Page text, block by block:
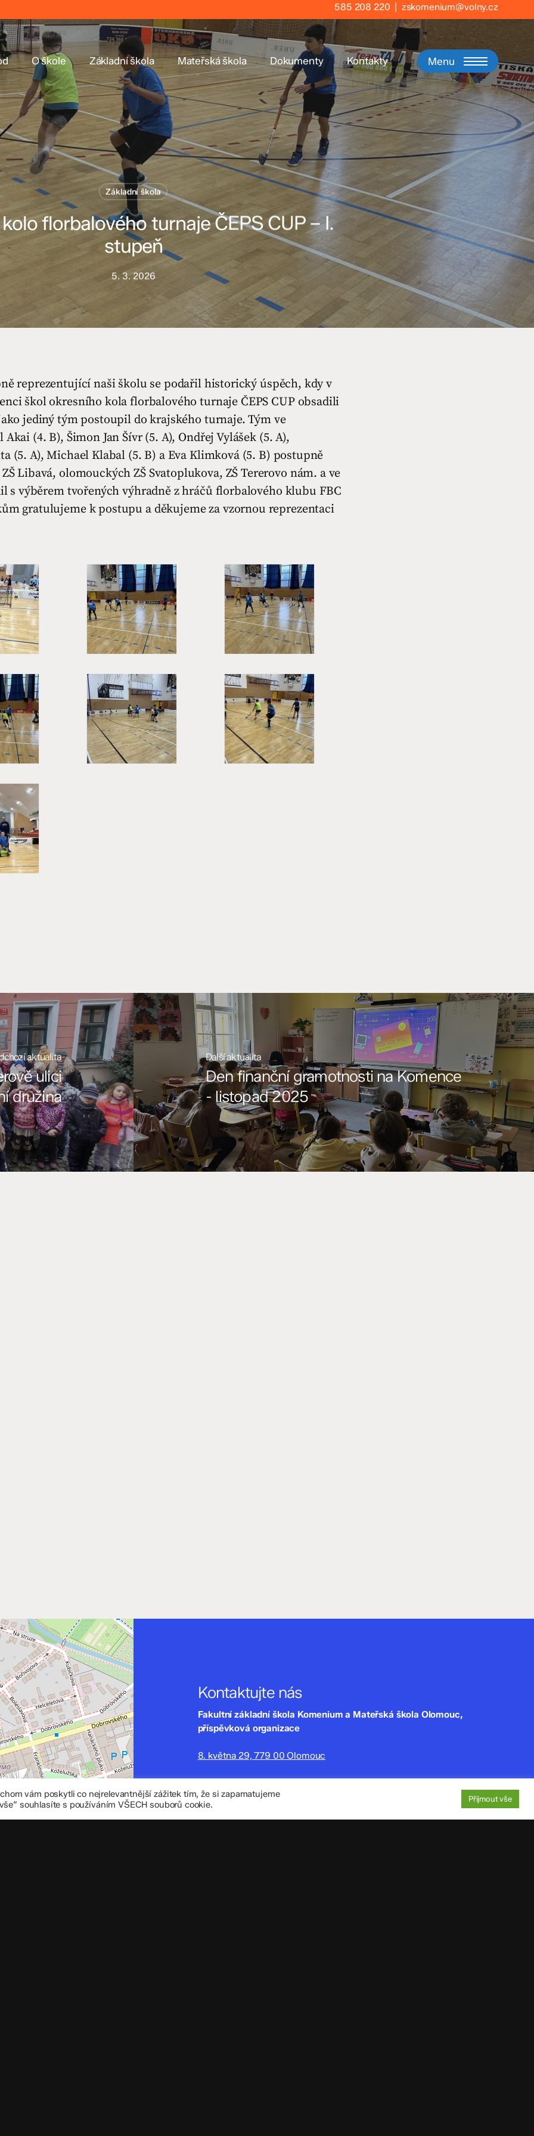
585 208 220 | zskomenium@volny.cz
O škole Základní škola Mateřská škola Dokumenty Kontakty Menu
Základní škola
florbalového turnaje ČEPS CUP – I.
stupeň
5. 3. 2026
reprezentující naši školu se podařil historický úspěch, kdy v
škol okresního kola florbalového turnaje ČEPS CUP obsadili
jediný tým postoupil do krajského turnaje. Tým ve
Akai (4. B), Šimon Jan Šívr (5. A), Ondřej Vylášek (5. A),
(5. A), Michael Klabal (5. B) a Eva Klimková (5. B) postupně
Libavá, olomouckých ZŠ Svatoplukova, ZŠ Tererovo nám. a ve
s výběrem tvořených výhradně z hráčů florbalového klubu FBC
gratulujeme k postupu a děkujeme za vzornou reprezentaci
aktualita
ulici
družina
Další aktualita
Den finanční gramotnosti na Komence
- listopad 2025
Kontaktujte nás
Fakultní základní škola Komenium a Mateřská škola Olomouc,
příspěvková organizace
8. května 29, 779 00 Olomouc
+420 585 208 220
vám poskytli co nejrelevantnější zážitek tím, že si zapamatujeme
souhlasíte s používáním VŠECH souborů cookie.
Přijmout vše